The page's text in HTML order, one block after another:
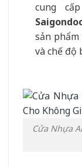
cung
sản phẩm
và chế độ
Cửa Nhựa